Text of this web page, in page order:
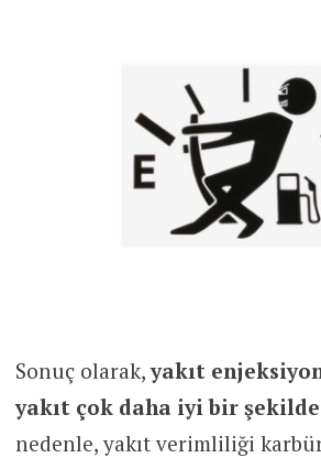
Sonuç olarak,yakıt
yakıt çok daha iyi bir
nedenle, yakıt verimliliği